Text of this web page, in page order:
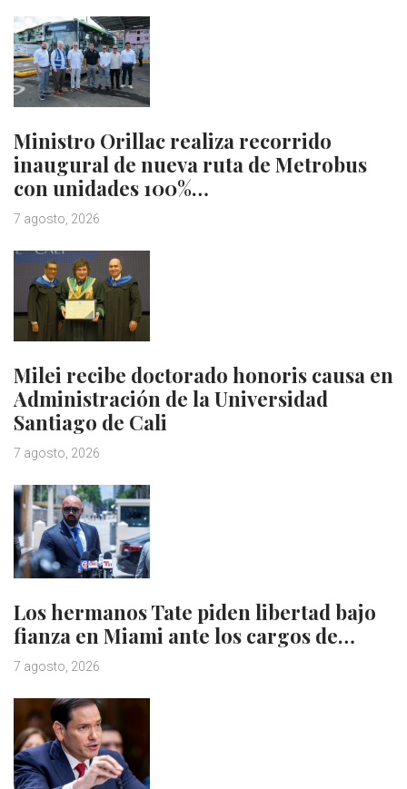
Ministro Orillac realiza recorrido
inaugural de nueva ruta de Metrobus
con unidades 100%…
7 agosto, 2026
Milei recibe doctorado honoris causa en
Administración de la Universidad
Santiago de Cali
7 agosto, 2026
Los hermanos Tate piden libertad bajo
fianza en Miami ante los cargos de…
7 agosto, 2026